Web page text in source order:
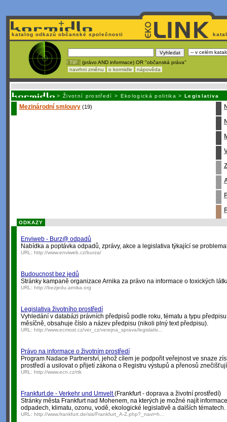
katalog odkazů občanské společnosti
! TIP : (právo AND informace) OR "občanská práva"
navrhni změnu
o kormidle nápověda
> Životní prostředí > Ekologická politika >Legislativa
Mezinárodní smlouvy (19)
ODKAZY
Enviweb - Burz@ odpadů
Nabídka a poptávka odpadů, zprávy, akce a legislativa týkající se
URL: http://www.enviweb.cz/burza/
Budoucnost bez jedů
Stránky kampaně organizace Arnika za právo na informace o toxických
URL: http://bezjedu.arnika.org
Legislativa životního prostředí
Vyhledání v databázi právních předpisů podle roku, tématu a typu
měsíčně, obsahuje číslo a název předpisu (nikoli plný text předpisu).
URL: http://www.ecmost.cz/ver_cz/verejna_sprava/legislativ...
Právo na informace o životním prostředí
Program Nadace Partnerství, jehož cílem je podpořit veřejnost ve snaze
prostředí a usilovat o přijetí zákona o Registru výstupů a přenosů
URL: http://www.ecn.cz/rtk
Frankfurt.de - Verkehr und Umvelt(Frankfurt - doprava a životní prostředí)
Stránky města Frankfurt nad Mohenem, na kterých je možné najít
odpadech, klimatu, ozonu, vodě, ekologické legislativě a dalších tématech.
URL: http://www.frankfurt.de/sis/Frankfurt_A-Z.php?_navi=h...